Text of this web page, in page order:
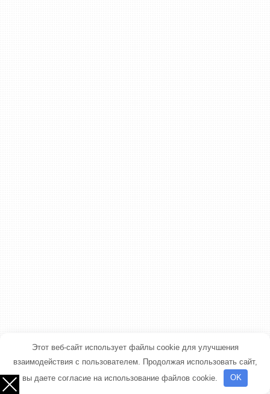
Этот веб-сайт использует файлы cookie для улучшения
взаимодействия с пользователем. Продолжая использовать сайт,
вы даете согласие на использование файлов cookie.
OK